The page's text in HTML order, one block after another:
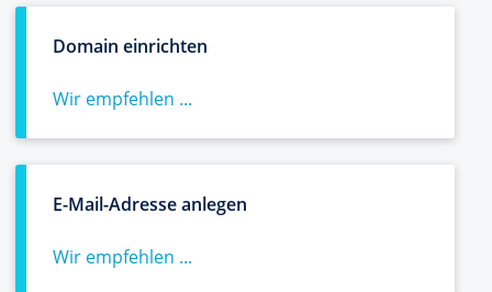
Domain einrichten
Wir empfehlen ...
E-Mail-Adresse anlegen
Wir empfehlen ...